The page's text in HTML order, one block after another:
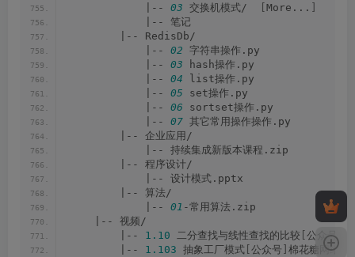
            |--
03 交换机模式/ More...
            |-- 笔记
        |-- RedisDb/
            |--
02 字符串操作.py
            |--
03 hash操作.py
            |--
04 list操作.py
            |--
05 set操作.py
            |--
06 sortset操作.py
            |--
07 其它常用操作操作.py
        |-- 企业应用/
            |-- 持续集成新版本课程.zip
        |-- 程序设计/
            |-- 设计模式.pptx
        |-- 算法/
            |--
01 -常用算法.zip
    |-- 视频/
        |--
1.10 二分查找与线性查找的比较 公众号
        |--
1.103 抽象工厂模式 公众号 棉花糖网络安